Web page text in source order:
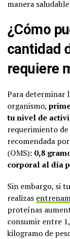
manera
¿Cómo
cantidad
requiere
Para determinar
organismo,
tu nivel de
requerimiento
recomendada
(OMS): 0,8
corporal al día
Sin embargo, si
realizas
proteínas
consumir entre
kilogramo de